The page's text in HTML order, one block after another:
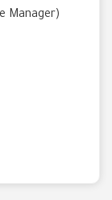
(Office Manager) للعمل في مكة جدة السعودية.